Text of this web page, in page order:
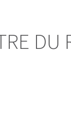
DU